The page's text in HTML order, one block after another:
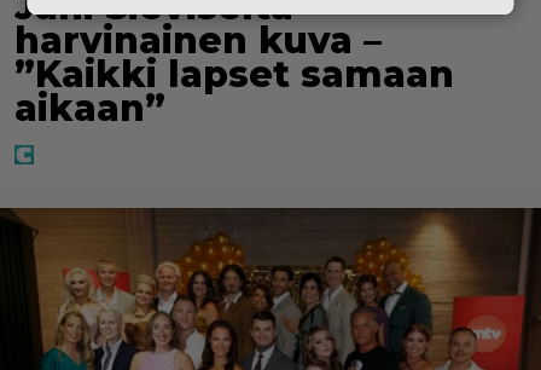
harvinainen kuva –
”Kaikki lapset samaan
aikaan”